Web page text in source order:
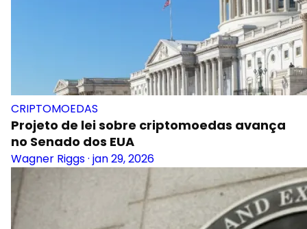
CRIPTOMOEDAS
Projeto de lei sobre criptomoedas avança
no Senado dos EUA
Wagner Riggs· jan 29, 2026